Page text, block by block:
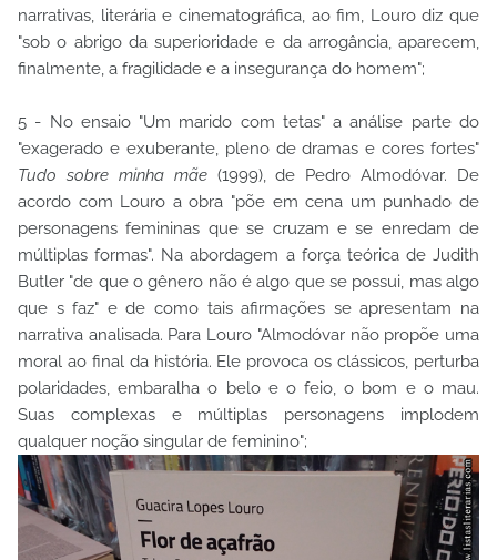
narrativas, literária e cinematográfica, ao fim, Louro diz que
"sob o abrigo da superioridade e da arrogância, aparecem,
finalmente, a fragilidade e a insegurança do homem";
5 - No ensaio "Um marido com tetas" a análise parte do
"exagerado e exuberante, pleno de dramas e cores fortes"
Tudo sobre minha mãe(1999), de Pedro Almodóvar. De
acordo com Louro a obra "põe em cena um punhado de
personagens femininas que se cruzam e se enredam de
múltiplas formas". Na abordagem a força teórica de Judith
Butler "de que o gênero não é algo que se possui, mas algo
que s faz" e de como tais afirmações se apresentam na
narrativa analisada. Para Louro "Almodóvar não propõe uma
moral ao final da história. Ele provoca os clássicos, perturba
polaridades, embaralha o belo e o feio, o bom e o mau.
Suas complexas e múltiplas personagens implodem
qualquer noção singular de feminino";